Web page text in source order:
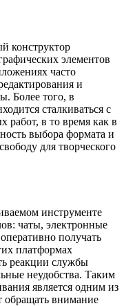
конструктор
элементов
часто
и
Более того, в
сталкиваться с
работ, в то время как в
выбора формата и
для творческого
инструменте
чаты, электронные
получать
платформах
реакции службы
неудобства. Таким
является одним из
обращать внимание